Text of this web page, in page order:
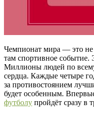
Чемпионат мира — это не
там спортивное событие.
Миллионы людей по
сердца. Каждые четыре
за противостоянием
будет особенным.
футболу пройдёт сразу в